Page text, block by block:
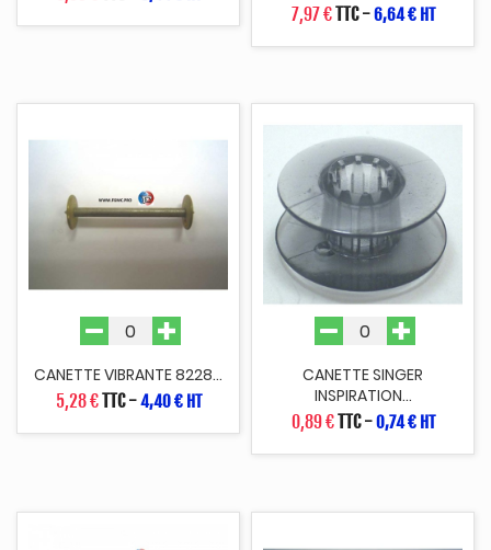
7,97 €TTC-6,64 € HT
CANETTE VIBRANTE 8228...
5,28 €TTC-4,40 € HT
CANETTE SINGER
INSPIRATION...
0,89 €TTC-0,74 € HT